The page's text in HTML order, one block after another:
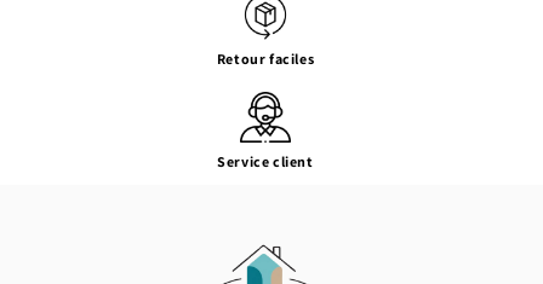
Retour faciles
Service client